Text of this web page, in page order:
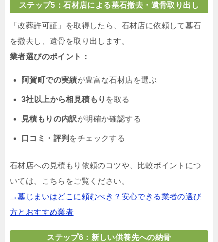
ステップ5：石材店による墓石撤去・遺骨取り出し
「改葬許可証」を取得したら、石材店に依頼して墓石
を撤去し、遺骨を取り出します。
業者選びのポイント：
阿賀町での実績が豊富な石材店を選ぶ
3社以上から相見積もり を取る
見積もりの内訳が明確か確認する
口コミ・評判 をチェックする
石材店への見積もり依頼のコツや、比較ポイントにつ
いては、こちらをご覧ください。
→墓じまいはどこに頼むべき？安心できる業者の選び
方とおすすめ業者
ステップ6：新しい供養先への納骨